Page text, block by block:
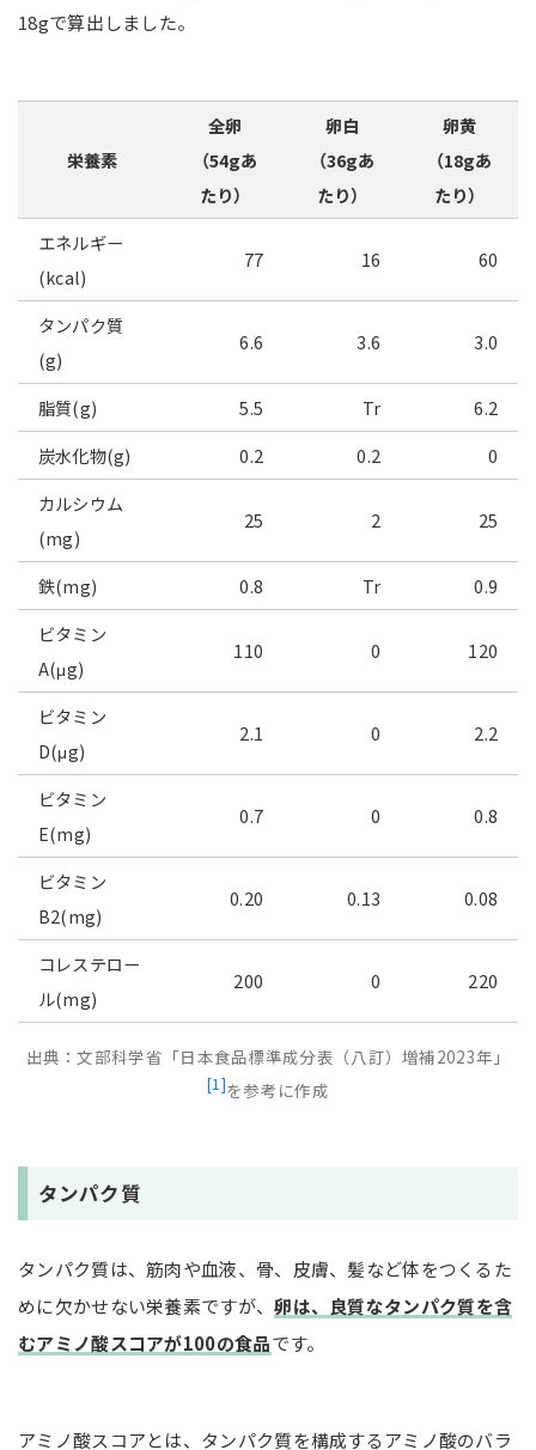
18gで算出しました。
栄養素
全卵
（54gあ
たり）
卵白
（36gあ
たり）
卵黄
（18gあ
たり）
エネルギー
(kcal)
77 16 60
タンパク質
(g)
6.6 3.6 3.0
脂質(g) 5.5 Tr
6.2
炭水化物(g)
0.2 0.2
0
カルシウム
(mg)
25 2 25
鉄(mg) 0.8 Tr
0.9
ビタミン
A(μg)
110 0 120
ビタミン
D(μg)
2.1 0 2.2
ビタミン
E(mg)
0.7 0 0.8
ビタミン
B2(mg)
0.20 0.13 0.08
コレステロー
ル(mg)
200 0 220
出典：文部科学省「日本食品標準成分表（八訂）増補2023年」
[1]を参考に作成
タンパク質
タンパク質は、筋肉や血液、骨、皮膚、髪など体をつくるた
めに欠かせない栄養素ですが、卵は、良質なタンパク質を含
むアミノ酸スコアが100の食品です。
アミノ酸スコアとは、タンパク質を構成するアミノ酸のバラ